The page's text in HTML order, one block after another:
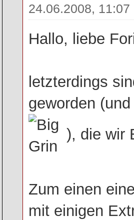
24.06.2008, 11:07
Hallo, liebe
letzterdings
geworden
), die wir
Zum einen
mit einigen